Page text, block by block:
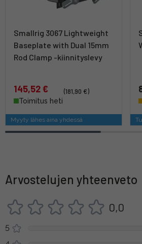
Smallrig 3067 Lightweight
Baseplate with Dual 15mm
Rod Clamp -kiinnityslevy
145,52 €
(181,90 €)
Toimitus heti
Myyty lähes aina yhdessä
Arvostelujen yhteenveto
0,0
5